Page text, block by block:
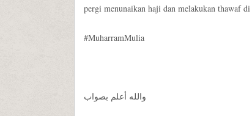
pergi menunaikan haji dan melakukan thawaf di
#MuharramMulia
والله أعلم بصواب